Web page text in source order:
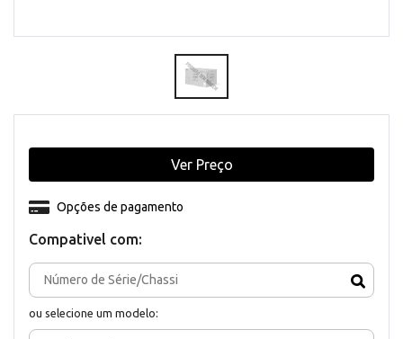
Compativel com:
ou selecione um modelo:
Opções de pagamento
Ver Preço